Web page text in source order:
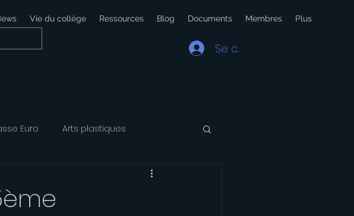
Vie du collège Ressources Blog Documents Membres Plus
Se connecter
Euro Arts plastiques
Voyage